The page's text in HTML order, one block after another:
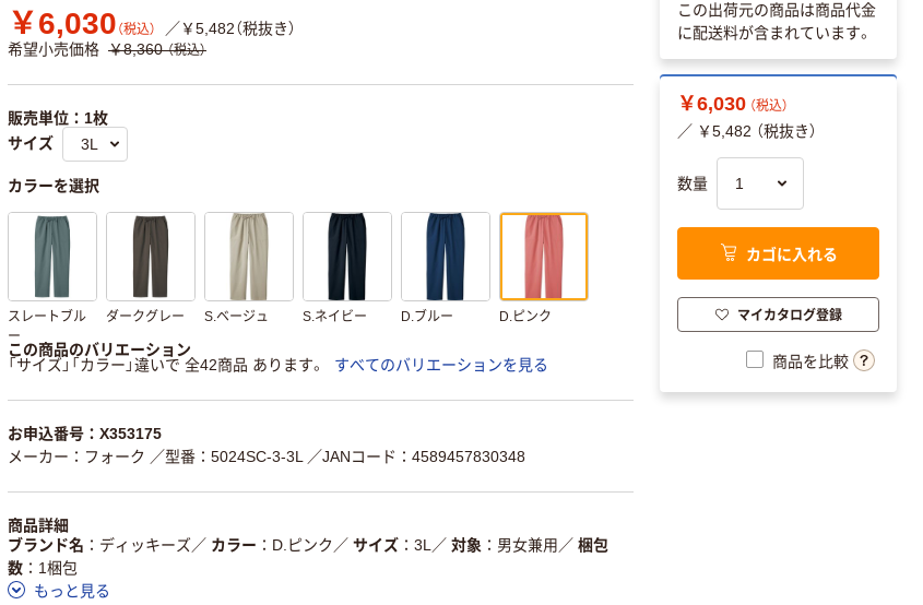
￥6,030 （税込）
／￥5,482（税抜き）
希望小売価格 ￥8,360 （税込）
販売単位：1枚
サイズ
カラーを選択
スレートブル
ー
ダークグレー S.ベージュ S.ネイビー D.ブルー D.ピンク
この商品のバリエーション
「サイズ」「カラー」違いで 全42商品 あります。
すべてのバリエーションを見る
お申込番号：X353175
メーカー：フォーク ／型番：5024SC-3-3L ／JANコード：4589457830348
商品詳細
ブランド名
ディッキーズ／ カラー D.ピンク ／ サイズ 3L ／ 対象 男女兼用 ／ 梱包
数
1梱包
もっと見る
この出荷元の商品は商品代金
に配送料が含まれています。
￥6,030 （税込）
／ ￥5,482 （税抜き）
数量
カゴに入れる
マイカタログ登録
商品を比較